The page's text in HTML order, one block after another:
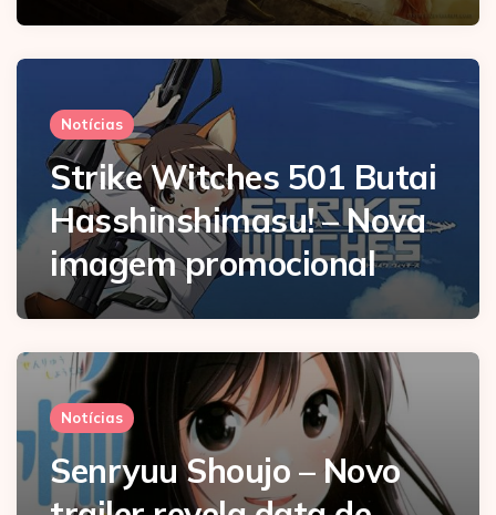
Notícias
Strike Witches 501 Butai
Hasshinshimasu! – Nova
imagem promocional
Notícias
Senryuu Shoujo – Novo